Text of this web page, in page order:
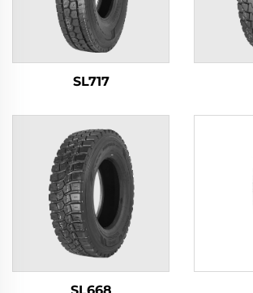
SL717